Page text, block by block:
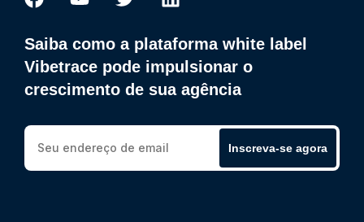
Saiba como a plataforma white label
Vibetrace pode impulsionar o
crescimento de sua agência
Inscreva-se agora